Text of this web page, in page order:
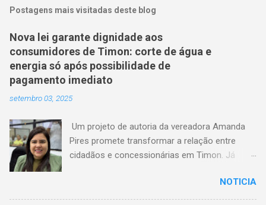
Postagens mais visitadas deste blog
Nova lei garante dignidade aos
consumidores de Timon: corte de água e
energia só após possibilidade de
pagamento imediato
setembro 03, 2025
Um projeto de autoria da vereadora Amanda
Pires promete transformar a relação entre
cidadãos e concessionárias em Timon. Já
estabelece que consumidores terão o direito
de quitar seus débitos de água e energia
NOTICIA